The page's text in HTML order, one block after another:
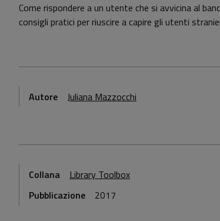
Come rispondere a un utente che si avvicina al
consigli pratici per riuscire a capire gli utenti
Autore Juliana Mazzocchi
Collana Library Toolbox
Pubblicazione
2017